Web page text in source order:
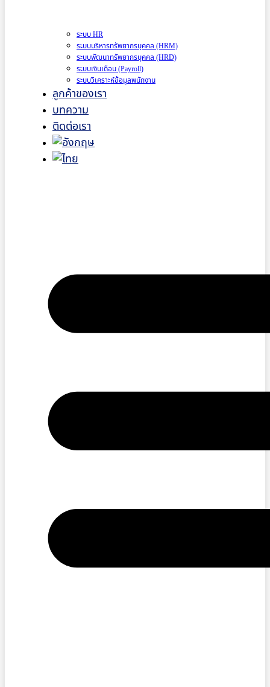
ระบบ HR
ระบบบริหารทรัพยากรบุคคล (HRM)
ระบบพัฒนาทรัพยากรบุคคล (HRD)
ระบบเงินเดือน (Payroll)
ระบบวิเคราะห์ข้อมูลพนักงาน
ลูกค้าของเรา
บทความ
ติดต่อเรา